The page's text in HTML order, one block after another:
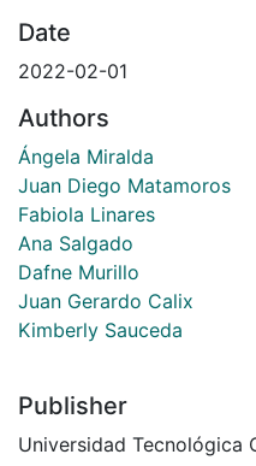
Date
2022-02-01
Authors
Ángela Miralda
Juan Diego Matamoros
Fabiola Linares
Ana Salgado
Dafne Murillo
Juan Gerardo Calix
Kimberly Sauceda
Publisher
Universidad Tecnológica